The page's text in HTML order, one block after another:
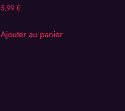
5,99€
Ajouter au panier